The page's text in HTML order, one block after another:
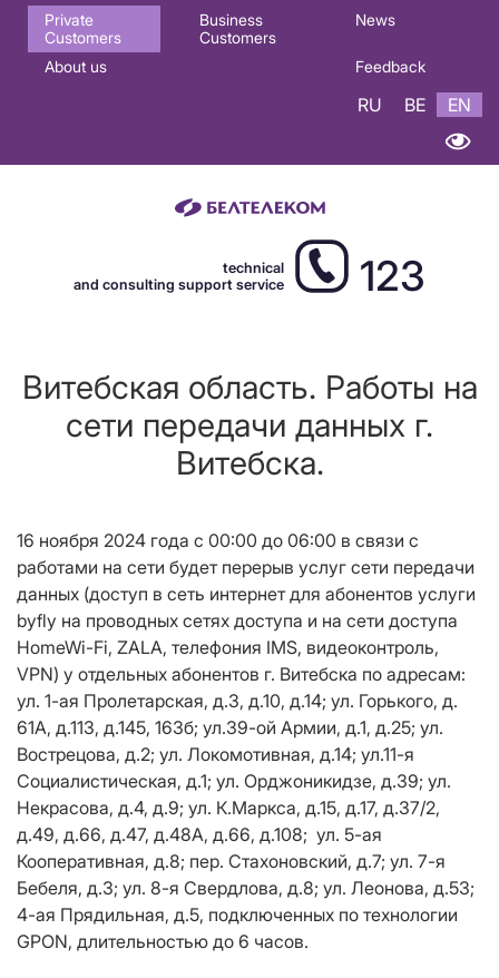
Основная
навигация
Private
Customers
Business
Customers
News
About us Feedback
RU BE EN
technical
and consulting support service
123
Витебская область. Работы на
сети передачи данных г.
Витебска.
16 ноября 2024 года с 00:00 до 06:00 в связи с
работами на сети будет перерыв услуг сети передачи
данных (доступ в сеть интернет для абонентов услуги
byfly на проводных сетях доступа и на сети доступа
HomeWi-Fi, ZALA, телефония IMS, видеоконтроль,
VPN) у отдельных абонентов г. Витебска по адресам:
ул. 1-ая Пролетарская, д.3, д.10, д.14; ул. Горького, д.
61А, д.113, д.145, 163б; ул.39-ой Армии, д.1, д.25; ул.
Вострецова, д.2; ул. Локомотивная, д.14; ул.11-я
Социалистическая, д.1; ул. Орджоникидзе, д.39; ул.
Некрасова, д.4, д.9; ул. К.Маркса, д.15, д.17, д.37/2,
д.49, д.66, д.47, д.48А, д.66, д.108; ул. 5-ая
Кооперативная, д.8; пер. Стахоновский, д.7; ул. 7-я
Бебеля, д.3; ул. 8-я Свердлова, д.8; ул. Леонова, д.53;
4-ая Прядильная, д.5, подключенных по технологии
GPON, длительностью до 6 часов.